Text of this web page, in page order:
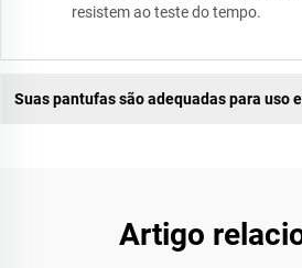
resistem ao teste do tempo.
Suas pantufas são adequadas para uso
Artigo